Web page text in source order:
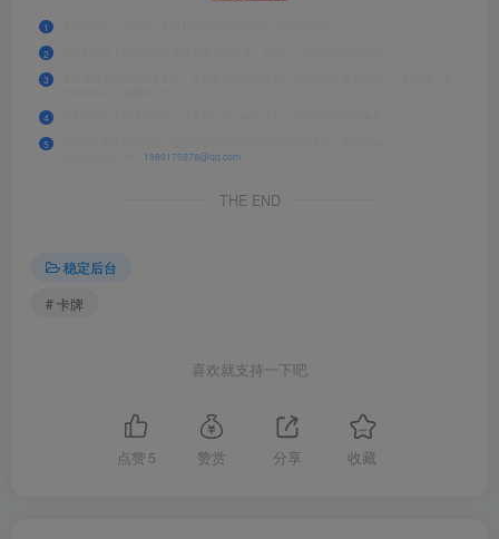
1
2
3
4
5
1989175978@qq.com
THE END
稳定后台
# 卡牌
喜欢就支持一下吧
点赞 5 赞赏 分享 收藏